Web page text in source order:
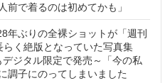
前で着るのは初めてかも」
年ぶりの全裸ショットが「週刊
く絶版となっていた写真集
デジタル限定で発売～「今の私
調子にのってしまいました